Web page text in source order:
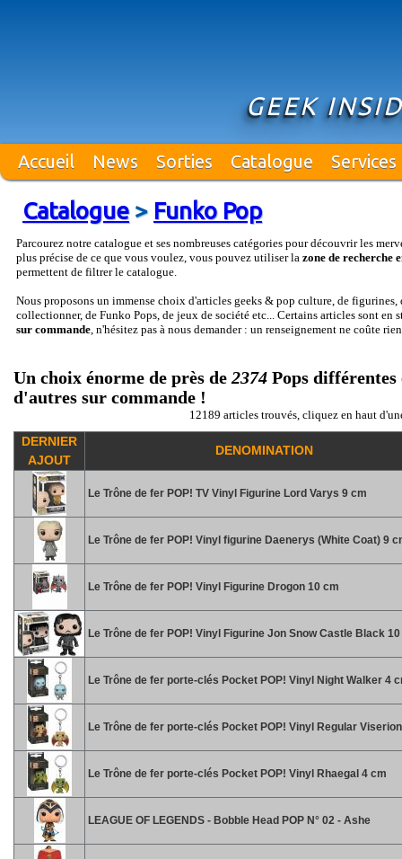
GEEK
Accueil News Sorties Catalogue Services
Catalogue> Funko Pop
Parcourez notre catalogue et ses nombreuses catégories pour découvrir les
plus précise de ce que vous voulez, vous pouvez utiliser la zone de recherche
permettent de filtrer le catalogue.
Nous proposons un immense choix d'articles geeks & pop culture, de figurines,
collectionner, de Funko Pops, de jeux de société etc... Certains articles sont en
sur commande, n'hésitez pas à nous demander : un renseignement ne coûte
Un choix énorme de près de 2374 Pops différentes
d'autres sur commande !
12189 articles trouvés, cliquez en haut
DERNIER
AJOUT
DENOMINATION
Le Trône de fer POP! TV Vinyl Figurine Lord Varys 9 cm
Le Trône de fer POP! Vinyl figurine Daenerys (White Coat) 9
Le Trône de fer POP! Vinyl Figurine Drogon 10 cm
Le Trône de fer POP! Vinyl Figurine Jon Snow Castle Black
Le Trône de fer porte-clés Pocket POP! Vinyl Night Walker 4
Le Trône de fer porte-clés Pocket POP! Vinyl Regular
Le Trône de fer porte-clés Pocket POP! Vinyl Rhaegal 4 cm
LEAGUE OF LEGENDS - Bobble Head POP N° 02 - Ashe